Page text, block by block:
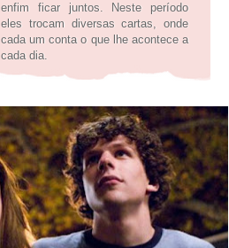
enfim ficar juntos. Neste período
eles trocam diversas cartas, onde
cada um conta o que lhe acontece a
cada dia.